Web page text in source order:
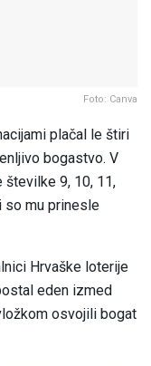
Foto: Canva
plačal le štiri
bogastvo. V
9, 10, 11,
so mu prinesle
Hrvaške loterije
eden izmed
osvojili bogat